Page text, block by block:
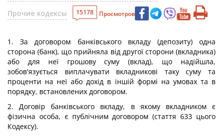
Прочие кодексы
15178 Просмотров
1. За договором банківського вкладу (депозиту) одна
сторона (банк), що прийняла від другої сторони (вкладника)
або для неї грошову суму (вклад), що надійшла,
зобов'язується виплачувати вкладникові таку суму та
проценти на неї або дохід в іншій формі на умовах та в
порядку, встановлених договором.
2. Договір банківського вкладу, в якому вкладником є
фізична особа, є публічним договором (стаття 633 цього
Кодексу).